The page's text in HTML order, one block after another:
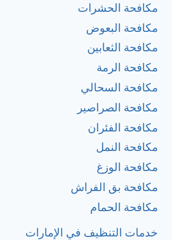
مكافحة الحشرات
مكافحة البعوض
مكافحة الثعابين
مكافحة الرمة
مكافحة السحالي
مكافحة الصراصير
مكافحة الفئران
مكافحة النمل
مكافحة الوزغ
مكافحة بق الفراش
مكافحة الحمام
خدمات التنظيف في الإمارات